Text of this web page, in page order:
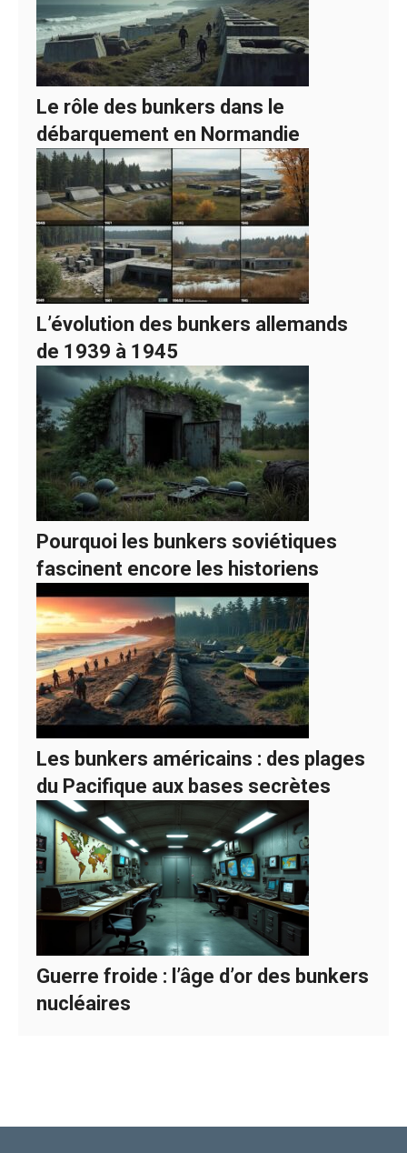
Le rôle des bunkers dans le
débarquement en Normandie
L’évolution des bunkers allemands
de 1939 à 1945
Pourquoi les bunkers soviétiques
fascinent encore les historiens
Les bunkers américains : des plages
du Pacifique aux bases secrètes
Guerre froide : l’âge d’or des bunkers
nucléaires